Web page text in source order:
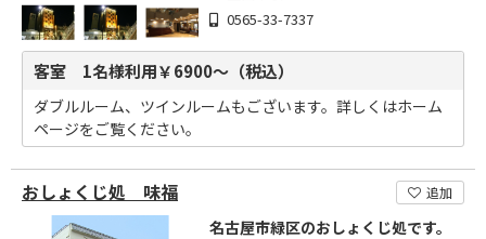
0565-33-7337
客室 1名様利用￥6900～（税込）
ダブルルーム、ツインルームもございます。詳しくはホーム
ページをご覧ください。
おしょくじ処 味福 追加
名古屋市緑区のおしょくじ処です。